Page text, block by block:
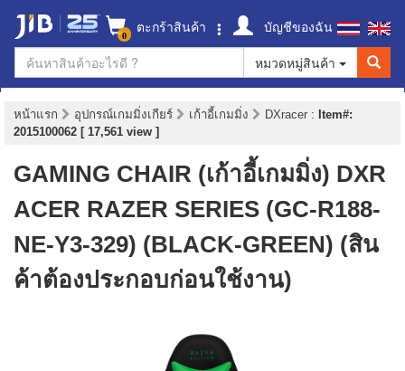
0 ตะกร้าสินค้า
บัญชีของฉัน
หมวดหมู่สินค้า
หน้าแรก อุปกรณ์เกมมิ่งเกียร์ เก้าอี้เกมมิ่ง DXracer : Item#:
2015100062 [ 17,561 view ]
GAMING CHAIR (เก้าอี้เกมมิ่ง) DXR
ACER RAZER SERIES (GC-R188-
NE-Y3-329) (BLACK-GREEN) (สิน
ค้าต้องประกอบก่อนใช้งาน)